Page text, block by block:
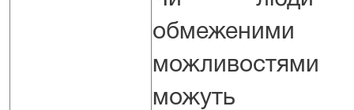
обмеженими
можливостями
можуть